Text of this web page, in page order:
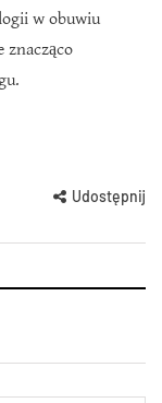
w obuwiu
znacząco
Udostępnij